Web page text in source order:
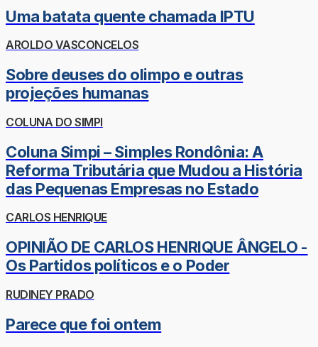
Uma batata quente chamada IPTU
AROLDO VASCONCELOS
Sobre deuses do olimpo e outras
projeções humanas
COLUNA DO SIMPI
Coluna Simpi – Simples Rondônia: A
Reforma Tributária que Mudou a História
das Pequenas Empresas no Estado
CARLOS HENRIQUE
OPINIÃO DE CARLOS HENRIQUE ÂNGELO -
Os Partidos políticos e o Poder
RUDINEY PRADO
Parece que foi ontem